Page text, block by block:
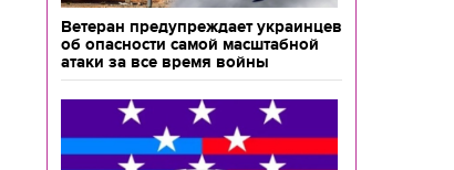
Ветеран предупреждает украинцев
об опасности самой масштабной
атаки за все время войны